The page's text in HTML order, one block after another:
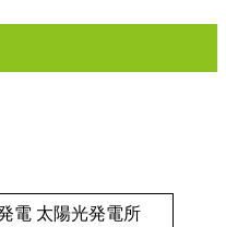
電 太陽光発電所